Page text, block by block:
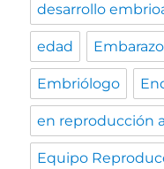
desarrollo
edad Embarazo
Embriólogo
en reproducción
Equipo